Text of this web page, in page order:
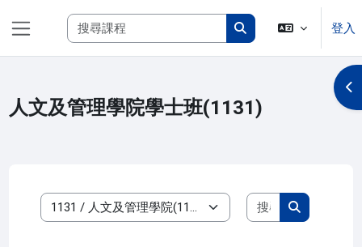
搜尋課程
搜尋課程
登入
人文及管理學院學士班(1131)
開
課程類別
搜尋課程
搜尋課程